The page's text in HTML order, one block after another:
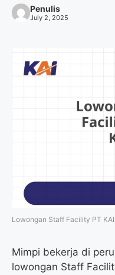
Penulis
July 2, 2025
Lowongan Staff Facility PT
Mimpi bekerja di
lowongan Staff